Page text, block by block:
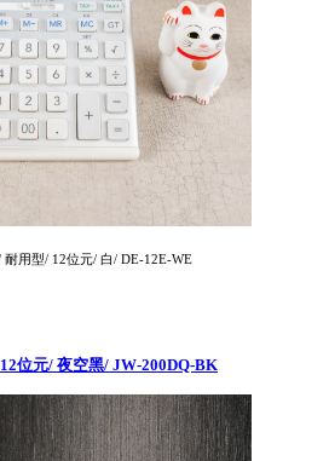
用型/ 12位元/ 白/ DE-12E-WE
位元/ 夜空黑/ JW-200DQ-BK